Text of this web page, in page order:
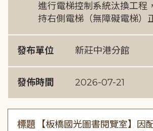
進行電梯控制系統汰換工程
持右側電梯（無障礙電梯）
發布單位 新莊中港分館
發佈時間 2026-07-21
標題
【板橋國光圖書閱覽室】因